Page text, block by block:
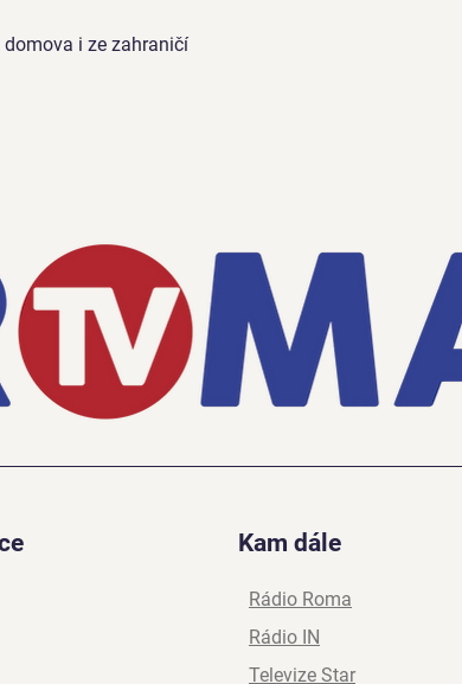
i ze zahraničí
Kam dále
Rádio Roma
Rádio IN
Televize Star